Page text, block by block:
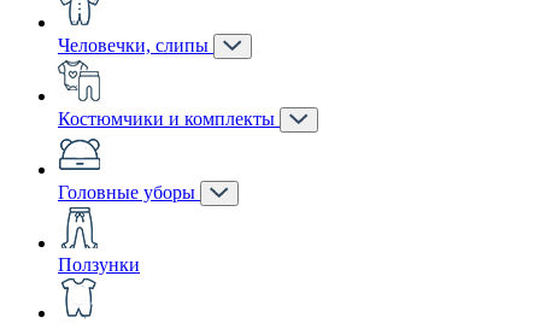
Человечки, слипы
Костюмчики и комплекты
Головные уборы
Ползунки